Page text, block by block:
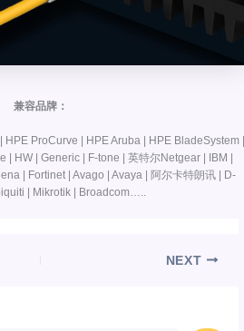
兼容品牌：
HPE ProCurve | HPE Aruba | HPE BladeSystem |
| HW | Generic | F-tone | 英特尔Netgear | IBM |
| Fortinet | Avago | Avaya | 阿尔卡特朗讯 | D-
| Mikrotik | Broadcom…..
NEXT